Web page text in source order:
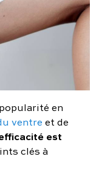
en
ventre et de
est
clés à